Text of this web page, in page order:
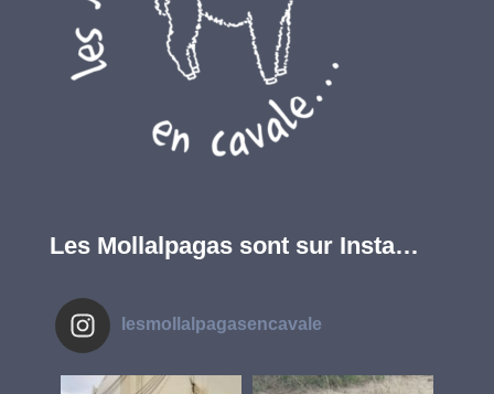
Les Mollalpagas sont sur Insta…
lesmollalpagasencavale